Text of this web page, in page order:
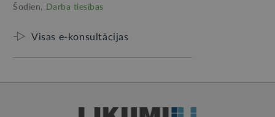
Šodien, Darba tiesības
Visas e-konsultācijas